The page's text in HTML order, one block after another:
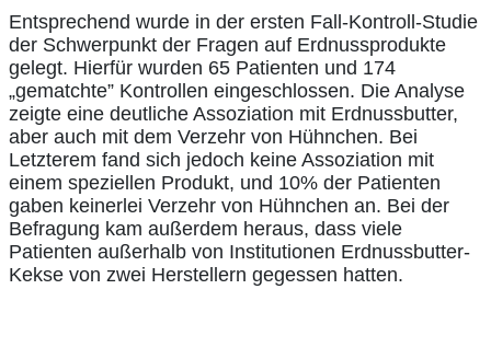
Entsprechend wurde in der ersten Fall-Kontroll-Studie
der Schwerpunkt der Fragen auf Erdnussprodukte
gelegt. Hierfür wurden 65 Patienten und 174
„gematchte” Kontrollen eingeschlossen. Die Analyse
zeigte eine deutliche Assoziation mit Erdnussbutter,
aber auch mit dem Verzehr von Hühnchen. Bei
Letzterem fand sich jedoch keine Assoziation mit
einem speziellen Produkt, und 10% der Patienten
gaben keinerlei Verzehr von Hühnchen an. Bei der
Befragung kam außerdem heraus, dass viele
Patienten außerhalb von Institutionen Erdnussbutter-
Kekse von zwei Herstellern gegessen hatten.